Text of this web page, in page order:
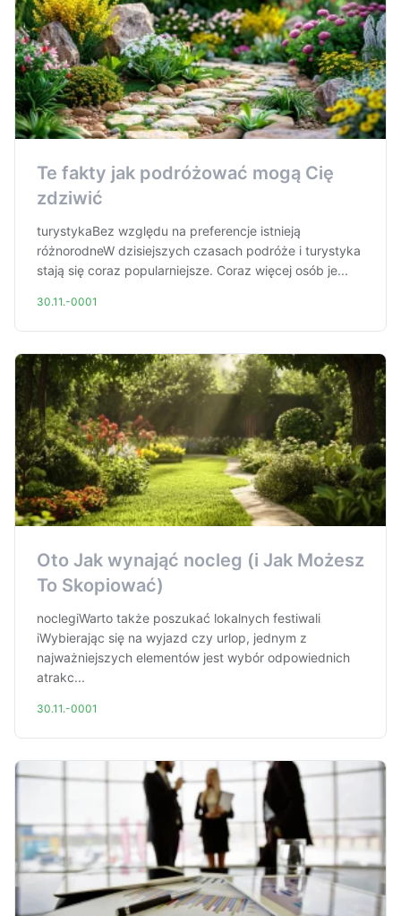
Te fakty jak podróżować mogą Cię
zdziwić
turystykaBez względu na preferencje istnieją
różnorodneW dzisiejszych czasach podróże i turystyka
stają się coraz popularniejsze. Coraz więcej osób je...
30.11.-0001
Oto Jak wynająć nocleg (i Jak Możesz
To Skopiować)
noclegiWarto także poszukać lokalnych festiwali
iWybierając się na wyjazd czy urlop, jednym z
najważniejszych elementów jest wybór odpowiednich
atrakc...
30.11.-0001